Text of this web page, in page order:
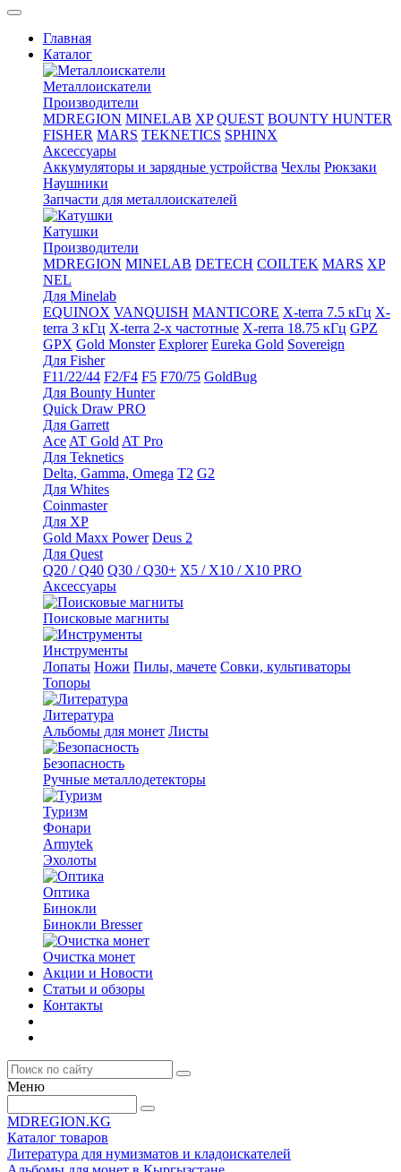
Главная
Каталог
Металлоискатели
Производители
MDREGION MINELAB XP QUEST BOUNTY HUNTER
FISHER MARS TEKNETICS SPHINX
Аксессуары
Аккумуляторы и зарядные устройства Чехлы Рюкзаки
Наушники
Запчасти для металлоискателей
Катушки
Производители
MDREGION MINELAB DETECH COILTEK MARS XP
NEL
Для Minelab
EQUINOX VANQUISH MANTICORE X-terra 7.5 кГц X-
terra 3 кГц X-terra 2-х частотные X-rerra 18.75 кГц GPZ
GPX Gold Monster Explorer Eureka Gold Sovereign
Для Fisher
F11/22/44 F2/F4 F5 F70/75 GoldBug
Для Bounty Hunter
Quick Draw PRO
Для Garrett
Ace AT Gold AT Pro
Для Teknetics
Delta, Gamma, Omega Т2 G2
Для Whites
Coinmaster
Для XP
Gold Maxx Power Deus 2
Для Quest
Q20 / Q40 Q30 / Q30+ X5 / X10 / X10 PRO
Аксессуары
Поисковые магниты
Инструменты
Лопаты Ножи Пилы, мачете Совки, культиваторы
Топоры
Литература
Альбомы для монет Листы
Безопасность
Ручные металлодетекторы
Туризм
Фонари
Armytek
Эхолоты
Оптика
Бинокли
Бинокли Bresser
Очистка монет
Акции и Новости
Статьи и обзоры
Контакты
Меню
MDREGION.KG
Каталог товаров
Литература для нумизматов и кладоискателей